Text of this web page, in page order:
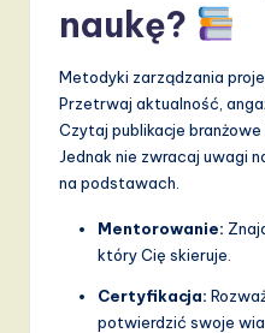
naukę?
Metodyki zarządzania
Przetrwaj aktualność,
Czytaj publikacje
Jednak nie zwracaj uwagi
na podstawach.
Mentorowanie:
który Cię skieruje.
Certyfikacja:
potwierdzić swoje